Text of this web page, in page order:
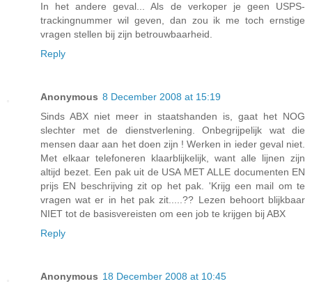
In het andere geval... Als de verkoper je geen USPS-
trackingnummer wil geven, dan zou ik me toch ernstige
vragen stellen bij zijn betrouwbaarheid.
Reply
Anonymous 8 December 2008 at 15:19
Sinds ABX niet meer in staatshanden is, gaat het NOG
slechter met de dienstverlening. Onbegrijpelijk wat die
mensen daar aan het doen zijn ! Werken in ieder geval niet.
Met elkaar telefoneren klaarblijkelijk, want alle lijnen zijn
altijd bezet. Een pak uit de USA MET ALLE documenten EN
prijs EN beschrijving zit op het pak. 'Krijg een mail om te
vragen wat er in het pak zit.....?? Lezen behoort blijkbaar
NIET tot de basisvereisten om een job te krijgen bij ABX
Reply
Anonymous 18 December 2008 at 10:45